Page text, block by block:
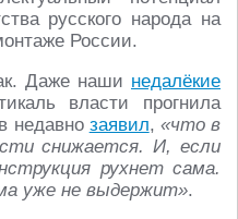
русского народа на
России.
Даже наши недалёкие
власти прогнила
недавно заявил, «что в
снижается. И, если
рухнет сама.
уже не выдержит».